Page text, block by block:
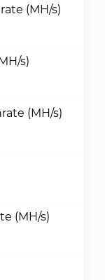
(MH/s)
s)
(MH/s)
(MH/s)